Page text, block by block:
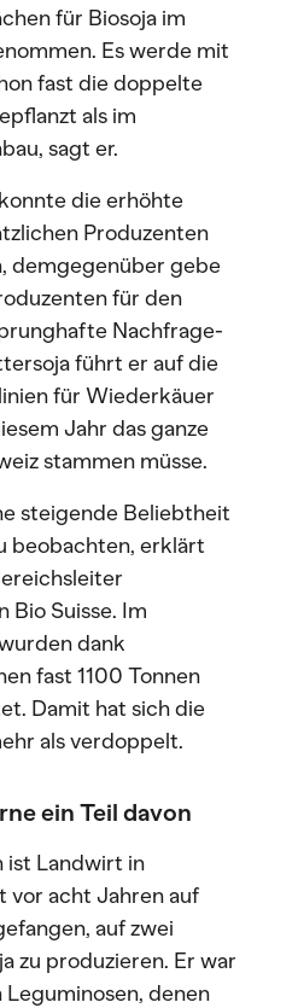
für Biosoja im
Es werde mit
fast die doppelte
als im
sagt er.
die erhöhte
Produzenten
demgegenüber gebe
für den
Nachfrage-
führt er auf die
für Wiederkäuer
Jahr das ganze
stammen müsse.
steigende Beliebtheit
beobachten, erklärt
Bio Suisse. Im
dank
fast 1100 Tonnen
Damit hat sich die
als verdoppelt.
ein Teil davon
ist Landwirt in
vor acht Jahren auf
auf zwei
zu produzieren. Er war
denen